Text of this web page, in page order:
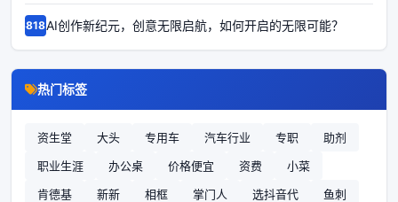
68185AI创作新纪元，创意无限启航，如何开启的无限可能？
热门标签
资生堂 大头 专用车 汽车行业 专职
助剂
职业生涯
办公桌 价格便宜 资费
小菜
肯德基
新新 相框 掌门人 选抖音代
鱼刺